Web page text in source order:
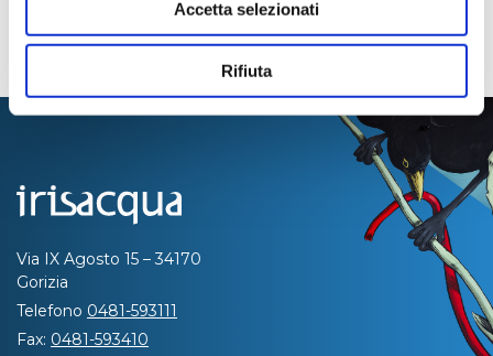
Accetta selezionati
Rifiuta
Via IX Agosto 15 – 34170
Gorizia
Telefono 0481-593111
Fax: 0481-593410